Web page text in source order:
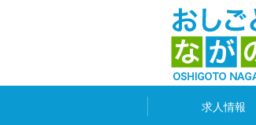
求人情報